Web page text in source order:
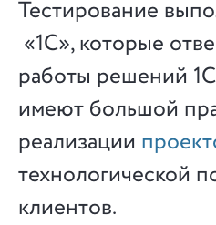
Тестирование
«1С», которые
работы решений
имеют большой
реализации
технологической
клиентов.